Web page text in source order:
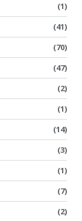
(1)
(41)
(70)
(47)
(2)
(1)
(14)
(3)
(1)
(7)
(2)